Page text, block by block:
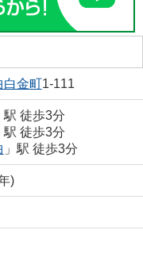
白金町1-111
駅 徒歩3分
駅 徒歩3分
」駅 徒歩3分
)